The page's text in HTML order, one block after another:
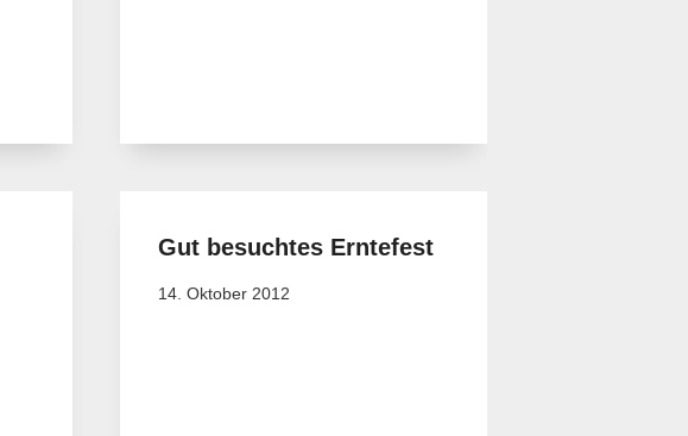
Gut besuchtes Erntefest
14. Oktober 2012